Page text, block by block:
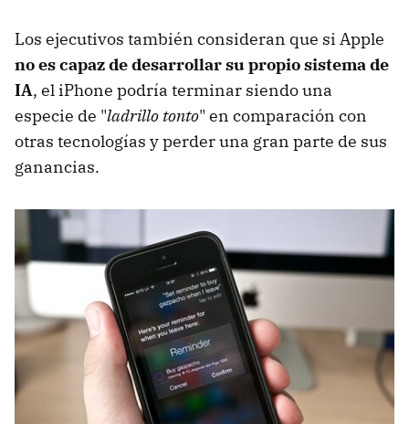
Los ejecutivos también consideran que si Apple
no es capaz de desarrollar su propio sistema de
IA, el iPhone podría terminar siendo una
especie de "ladrillo tonto" en comparación con
otras tecnologías y perder una gran parte de sus
ganancias.